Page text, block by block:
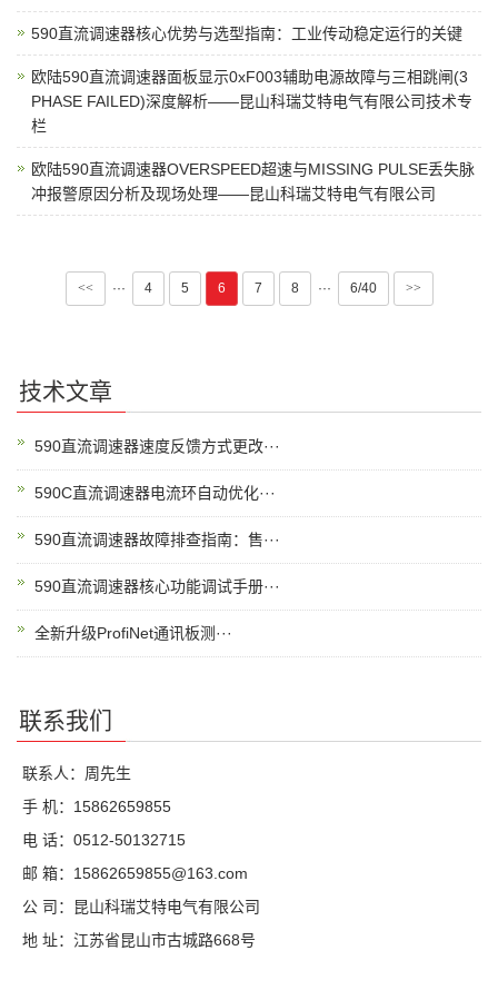
590直流调速器核心优势与选型指南：工业传动稳定运行的关键
欧陆590直流调速器面板显示0xF003辅助电源故障与三相跳闸(3
PHASE FAILED)深度解析——昆山科瑞艾特电气有限公司技术专
栏
欧陆590直流调速器OVERSPEED超速与MISSING PULSE丢失脉
冲报警原因分析及现场处理——昆山科瑞艾特电气有限公司
<< ··· 4 5 6 7 8 ··· 6/40 >>
技术文章
590直流调速器速度反馈方式更改···
590C直流调速器电流环自动优化···
590直流调速器故障排查指南：售···
590直流调速器核心功能调试手册···
全新升级ProfiNet通讯板测···
联系我们
联系人：周先生
手 机：15862659855
电 话：0512-50132715
邮 箱：15862659855@163.com
公 司：昆山科瑞艾特电气有限公司
地 址：江苏省昆山市古城路668号